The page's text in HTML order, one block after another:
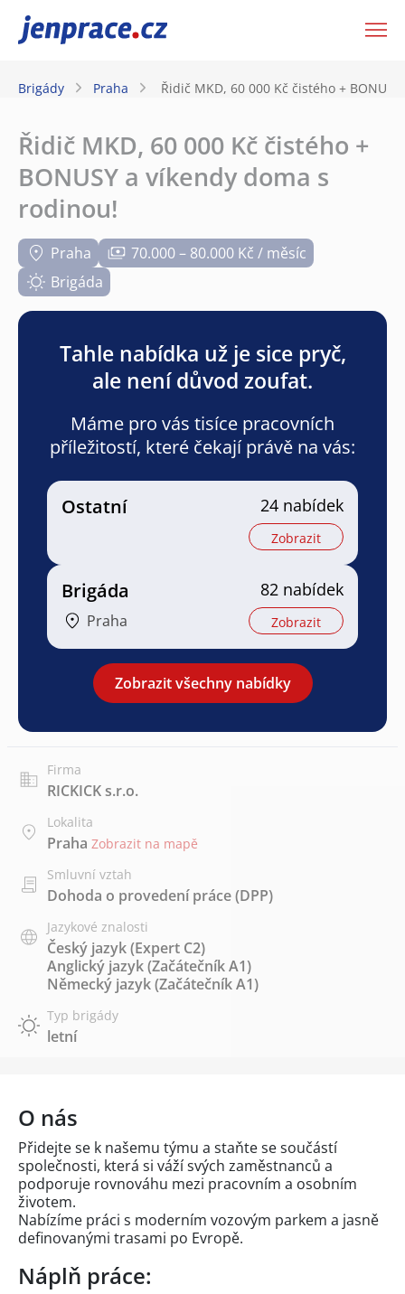
JenPráce.cz
Brigády Praha Řidič MKD, 60 000 Kč čistého +
Řidič MKD, 60 000 Kč čistého +
BONUSY a víkendy doma s
rodinou!
Praha
70.000 – 80.000 Kč / měsíc
Brigáda
Tahle nabídka už je sice pryč,
ale není důvod zoufat.
Máme pro vás tisíce pracovních
příležitostí, které čekají právě na vás:
Ostatní 24 nabídek
Zobrazit
Brigáda
Praha
82 nabídek
Zobrazit
Zobrazit všechny nabídky
Firma
RICKICK s.r.o.
Lokalita
Praha Zobrazit na mapě
Smluvní vztah
Dohoda o provedení práce (DPP)
Jazykové znalosti
Český jazyk(Expert C2)
Anglický jazyk(Začátečník A1)
Německý jazyk(Začátečník A1)
Typ brigády
letní
O nás
Přidejte se k našemu týmu a staňte se součástí
společnosti, která si váží svých zaměstnanců a
podporuje rovnováhu mezi pracovním a osobním
životem.
Nabízíme práci s moderním vozovým parkem a jasně
definovanými trasami po Evropě.
Náplň práce: